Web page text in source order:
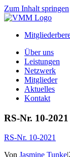
Zum Inhalt springen
Über uns
Leistungen
Netzwerk
Mitglieder
Aktuelles
Kontakt
RS-Nr. 10-2021
RS-Nr. 10-2021
Von Jasmine Tunke|